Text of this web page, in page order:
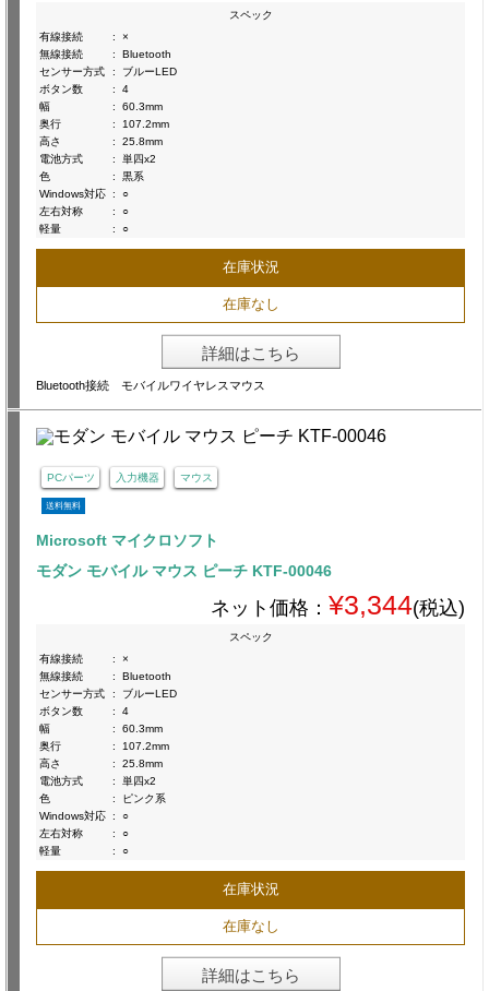
スペック
有線接続
:
×
無線接続
:
Bluetooth
センサー方式
:
ブルーLED
ボタン数
:
4
幅
:
60.3mm
奥行
:
107.2mm
高さ
:
25.8mm
電池方式
:
単四x2
色
:
黒系
Windows対応 :
○
左右対称
:
○
軽量
: ○
在庫状況
在庫なし
詳細はこちら
Bluetooth接続 モバイルワイヤレスマウス
PCパーツ 入力機器 マウス
送料無料
Microsoft マイクロソフト
モダン モバイル マウス ピーチ KTF-00046
ネット価格： ¥3,344(税込)
スペック
有線接続
:
×
無線接続
:
Bluetooth
センサー方式
:
ブルーLED
ボタン数
:
4
幅
:
60.3mm
奥行
:
107.2mm
高さ
:
25.8mm
電池方式
:
単四x2
色
:
ピンク系
Windows対応 :
○
左右対称
:
○
軽量
: ○
在庫状況
在庫なし
詳細はこちら